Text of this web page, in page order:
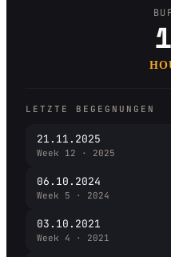
1
LETZTE BEGEGNUNGEN
21.11.2025
Week 12 · 2025
06.10.2024
Week 5 · 2024
03.10.2021
Week 4 · 2021